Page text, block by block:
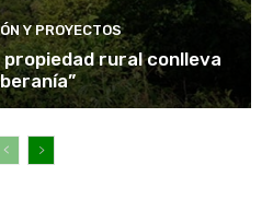
Y PROYECTOS
rural conlleva